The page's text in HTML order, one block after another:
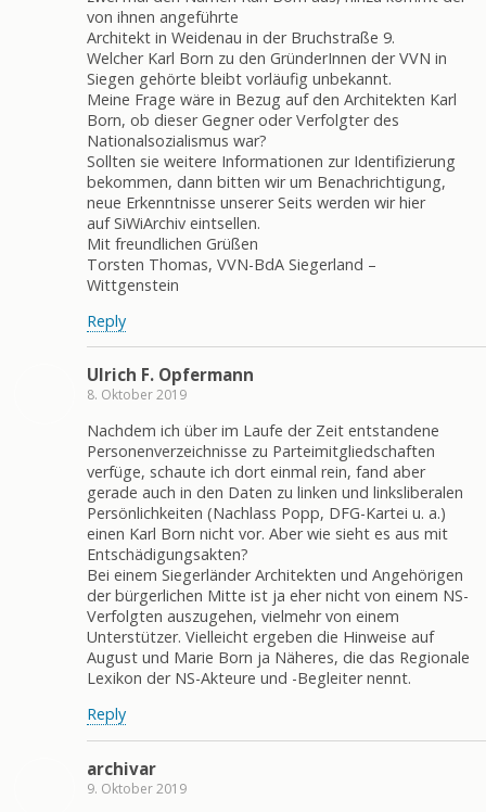
von ihnen angeführte
Architekt in Weidenau in der Bruchstraße 9.
Welcher Karl Born zu den GründerInnen der VVN in
Siegen gehörte bleibt vorläufig unbekannt.
Meine Frage wäre in Bezug auf den Architekten Karl
Born, ob dieser Gegner oder Verfolgter des
Nationalsozialismus war?
Sollten sie weitere Informationen zur Identifizierung
bekommen, dann bitten wir um Benachrichtigung,
neue Erkenntnisse unserer Seits werden wir hier
auf SiWiArchiv eintsellen.
Mit freundlichen Grüßen
Torsten Thomas, VVN-BdA Siegerland –
Wittgenstein
Reply
Ulrich F. Opfermann
8. Oktober 2019
Nachdem ich über im Laufe der Zeit entstandene
Personenverzeichnisse zu Parteimitgliedschaften
verfüge, schaute ich dort einmal rein, fand aber
gerade auch in den Daten zu linken und linksliberalen
Persönlichkeiten (Nachlass Popp, DFG-Kartei u. a.)
einen Karl Born nicht vor. Aber wie sieht es aus mit
Entschädigungsakten?
Bei einem Siegerländer Architekten und Angehörigen
der bürgerlichen Mitte ist ja eher nicht von einem NS-
Verfolgten auszugehen, vielmehr von einem
Unterstützer. Vielleicht ergeben die Hinweise auf
August und Marie Born ja Näheres, die das Regionale
Lexikon der NS-Akteure und -Begleiter nennt.
Reply
archivar
9. Oktober 2019